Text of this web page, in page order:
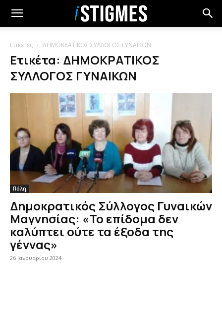
Ετικέτες ΔΗΜΟΚΡΑΤΙΚΟΣ ΣΥΛΛΟΓΟΣ ΓΥΝΑΙΚΩΝ
Ετικέτα: ΔΗΜΟΚΡΑΤΙΚΟΣ
ΣΥΛΛΟΓΟΣ ΓΥΝΑΙΚΩΝ
Πόλη
Δημοκρατικός Σύλλογος Γυναικών
Μαγνησίας: «Το επίδομα δεν
καλύπτει ούτε τα έξοδα της
γέννας»
26 Ιανουαρίου 2024